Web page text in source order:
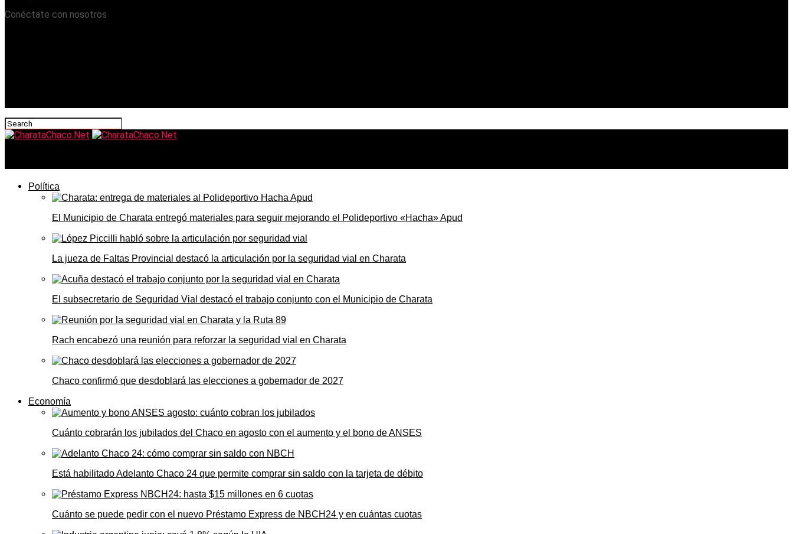
Conéctate con nosotros
Política
El Municipio de Charata entregó materiales para seguir mejorando el Polideportivo «Hacha» Apud
La jueza de Faltas Provincial destacó la articulación por la seguridad vial en Charata
El subsecretario de Seguridad Vial destacó el trabajo conjunto con el Municipio de Charata
Rach encabezó una reunión para reforzar la seguridad vial en Charata
Chaco confirmó que desdoblará las elecciones a gobernador de 2027
Economía
Cuánto cobrarán los jubilados del Chaco en agosto con el aumento y el bono de ANSES
Está habilitado Adelanto Chaco 24 que permite comprar sin saldo con la tarjeta de débito
Cuánto se puede pedir con el nuevo Préstamo Express de NBCH24 y en cuántas cuotas